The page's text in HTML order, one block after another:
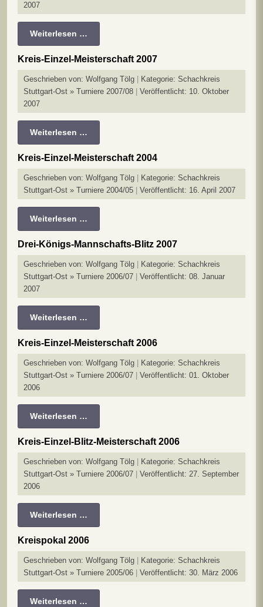
2007
Weiterlesen …
Kreis-Einzel-Meisterschaft 2007
Geschrieben von: Wolfgang Tölg Kategorie: Schachkreis
Stuttgart-Ost » Turniere 2007/08
Veröffentlicht: 10. Oktober
2007
Weiterlesen …
Kreis-Einzel-Meisterschaft 2004
Geschrieben von: Wolfgang Tölg Kategorie: Schachkreis
Stuttgart-Ost » Turniere 2004/05
Veröffentlicht: 16. April 2007
Weiterlesen …
Drei-Königs-Mannschafts-Blitz 2007
Geschrieben von: Wolfgang Tölg Kategorie: Schachkreis
Stuttgart-Ost » Turniere 2006/07
Veröffentlicht: 08. Januar
2007
Weiterlesen …
Kreis-Einzel-Meisterschaft 2006
Geschrieben von: Wolfgang Tölg Kategorie: Schachkreis
Stuttgart-Ost » Turniere 2006/07
Veröffentlicht: 01. Oktober
2006
Weiterlesen …
Kreis-Einzel-Blitz-Meisterschaft 2006
Geschrieben von: Wolfgang Tölg Kategorie: Schachkreis
Stuttgart-Ost » Turniere 2006/07
Veröffentlicht: 27. September
2006
Weiterlesen …
Kreispokal 2006
Geschrieben von: Wolfgang Tölg Kategorie: Schachkreis
Stuttgart-Ost » Turniere 2005/06
Veröffentlicht: 30. März 2006
Weiterlesen …